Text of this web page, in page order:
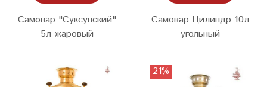
Самовар "Суксунский"
5л жаровый
Самовар Цилиндр 10л
угольный
21%